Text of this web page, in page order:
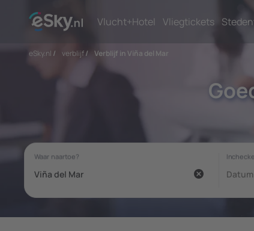
Vlucht+Hotel Vliegtickets
eSky.nl / verblijf/ Verblijf in Viña del Mar